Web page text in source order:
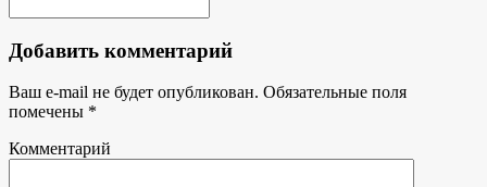
Добавить комментарий
Ваш e-mail не будет опубликован. Обязательные поля
помечены *
Комментарий